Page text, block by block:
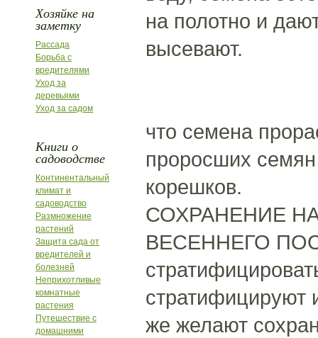
Хозяйке на
заметку
Рассада
Борьба с
вредителями
Уход за
деревьями
Уход за садом
Книги о
садоводстве
Континентальный
климат и
садоводство
Размножение
растений
Защита сада от
вредителей и
болезней
Неприхотливые
комнатные
растения
Путешествие с
домашними
на полотно и
высевают.
что семена
проросших
корешков.
СОХРАНЕНИЕ
ВЕСЕННЕГО
стратифицируют
же желают